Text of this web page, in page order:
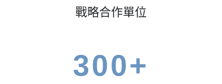
戰略合作單位
300+